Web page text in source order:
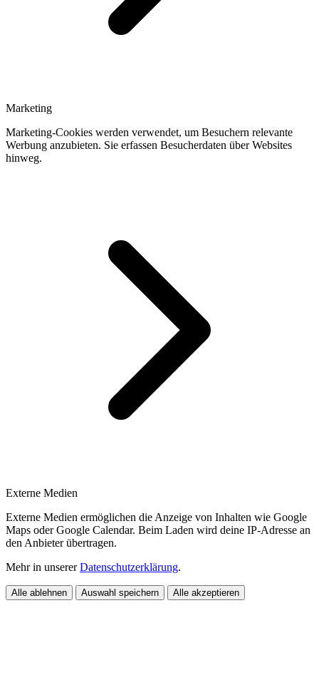
Marketing
Marketing-Cookies werden verwendet, um Besuchern relevante
Werbung anzubieten. Sie erfassen Besucherdaten über Websites
hinweg.
Externe Medien
Externe Medien ermöglichen die Anzeige von Inhalten wie Google
Maps oder Google Calendar. Beim Laden wird deine IP-Adresse an
den Anbieter übertragen.
Mehr in unsererDatenschutzerklärung.
Alle ablehnen Auswahl speichern Alle akzeptieren